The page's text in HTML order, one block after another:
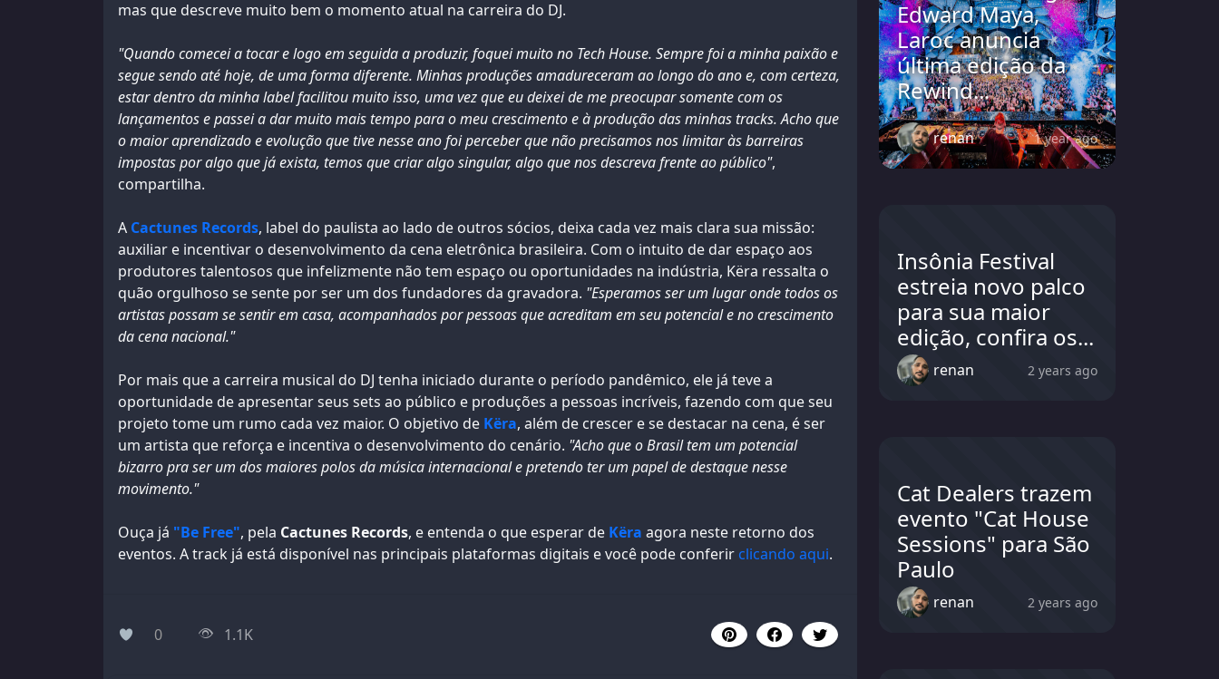
mas que descreve muito bem o momento atual na carreira do DJ.
"Quando comecei a tocar e logo em seguida a produzir, foquei muito no Tech House. Sempre foi a minha paixão e
segue sendo até hoje, de uma forma diferente. Minhas produções amadureceram ao longo do ano e, com certeza,
estar dentro da minha label facilitou muito isso, uma vez que eu deixei de me preocupar somente com os
lançamentos e passei a dar muito mais tempo para o meu crescimento e à produção das minhas tracks. Acho que
o maior aprendizado e evolução que tive nesse ano foi perceber que não precisamos nos limitar às barreiras
impostas por algo que já exista, temos que criar algo singular, algo que nos descreva frente ao público",
compartilha.
A Cactunes Records, label do paulista ao lado de outros sócios, deixa cada vez mais clara sua missão:
auxiliar e incentivar o desenvolvimento da cena eletrônica brasileira. Com o intuito de dar espaço aos
produtores talentosos que infelizmente não tem espaço ou oportunidades na indústria, Këra ressalta o
quão orgulhoso se sente por ser um dos fundadores da gravadora. "Esperamos ser um lugar onde todos os
artistas possam se sentir em casa, acompanhados por pessoas que acreditam em seu potencial e no crescimento
da cena nacional."
Por mais que a carreira musical do DJ tenha iniciado durante o período pandêmico, ele já teve a
oportunidade de apresentar seus sets ao público e produções a pessoas incríveis, fazendo com que seu
projeto tome um rumo cada vez maior. O objetivo de Këra, além de crescer e se destacar na cena, é ser
um artista que reforça e incentiva o desenvolvimento do cenário. "Acho que o Brasil tem um potencial
bizarro pra ser um dos maiores polos da música internacional e pretendo ter um papel de destaque nesse
movimento."
Ouça já "Be Free", pela Cactunes Records, e entenda o que esperar de Këra agora neste retorno dos
eventos. A track já está disponível nas principais plataformas digitais e você pode conferir clicando aqui.
0 1.1K
Edward Maya,
Laroc anuncia
última edição da
Rewind...
renan 1 year ago
Insônia Festival
estreia novo palco
para sua maior
edição, confira os...
renan 2 years ago
Cat Dealers trazem
evento "Cat House
Sessions" para São
Paulo
renan 2 years ago